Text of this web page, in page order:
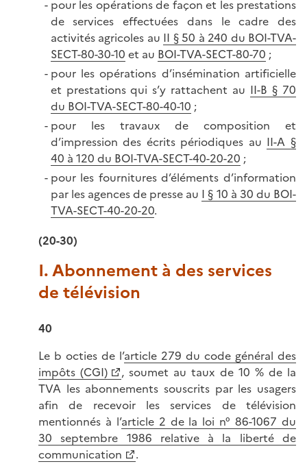
pour les opérations de façon et les prestations
de services effectuées dans le cadre des
activités agricoles au II § 50 à 240 du BOI-TVA-
SECT-80-30-10 et au BOI-TVA-SECT-80-70 ;
pour les opérations d’insémination artificielle
et prestations qui s’y rattachent au II-B § 70
du BOI-TVA-SECT-80-40-10 ;
pour les travaux de composition et
d’impression des écrits périodiques au II-A §
40 à 120 du BOI-TVA-SECT-40-20-20 ;
pour les fournitures d’éléments d’information
par les agences de presse au I § 10 à 30 du BOI-
TVA-SECT-40-20-20.
(20-30)
I. Abonnement à des services
de télévision
40
Le b octies de l’article 279 du code général des
impôts (CGI)
, soumet au taux de 10 % de la
TVA les abonnements souscrits par les usagers
afin de recevoir les services de télévision
mentionnés à l’article 2 de la loi n° 86-1067 du
30 septembre 1986 relative à la liberté de
communication
.